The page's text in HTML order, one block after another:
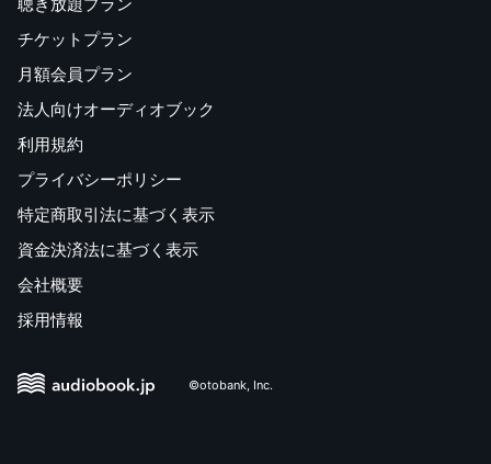
チケットプラン
月額会員プラン
法人向けオーディオブック
利用規約
プライバシーポリシー
特定商取引法に基づく表示
資金決済法に基づく表示
会社概要
採用情報
©otobank, Inc.